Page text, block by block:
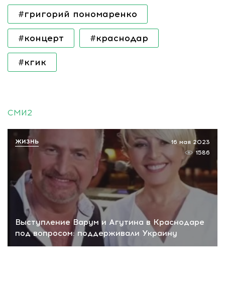
#григорий пономаренко
#концерт #краснодар
#кгик
СМИ2
Выступление Варум и Агутина в Краснодаре
под вопросом: поддерживали Украину
16 мая 2023
1586
ЖИЗНЬ